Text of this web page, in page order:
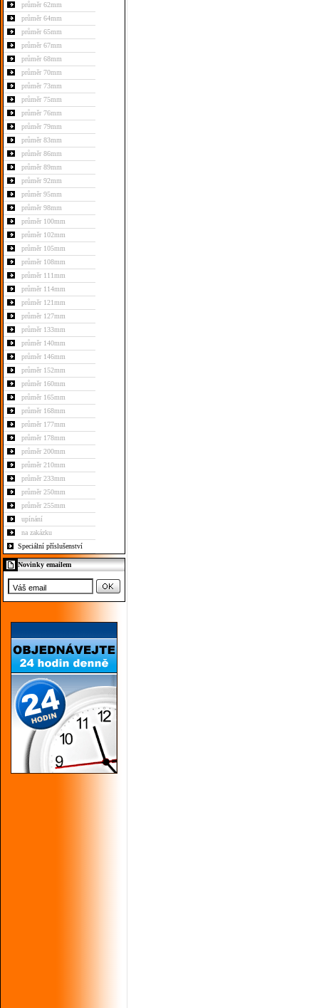
průměr 62mm
průměr 64mm
průměr 65mm
průměr 67mm
průměr 68mm
průměr 70mm
průměr 73mm
průměr 75mm
průměr 76mm
průměr 79mm
průměr 83mm
průměr 86mm
průměr 89mm
průměr 92mm
průměr 95mm
průměr 98mm
průměr 100mm
průměr 102mm
průměr 105mm
průměr 108mm
průměr 111mm
průměr 114mm
průměr 121mm
průměr 127mm
průměr 133mm
průměr 140mm
průměr 146mm
průměr 152mm
průměr 160mm
průměr 165mm
průměr 168mm
průměr 177mm
průměr 178mm
průměr 200mm
průměr 210mm
průměr 233mm
průměr 250mm
průměr 255mm
upínání
na zakázku
Speciální příslušenství
Novinky emailem